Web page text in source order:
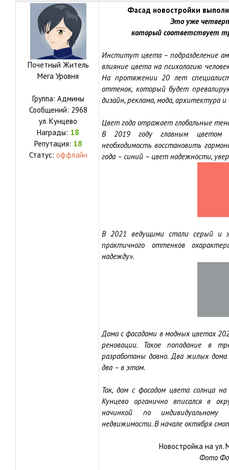
Почетный Житель
Мега Уровня
Группа: Админы
Сообщений: 2968
ул. Кунцево
Награды: 18
Репутация: 18
Статус: оффлайн
Фасад новостройки
Это уже
который соответствует
Институт цвета – подразделение
влияние цвета на психологию
На протяжении 20 лет
оттенок, который будет
дизайн, реклама, мода, архитектура и
Цвет года отражает глобальные
В 2019 году главным цветом
необходимость восстановить
года – синий – цвет надежности,
В 2021 ведущими стали серый и
практичного оттенков
надежду».
Дома с фасадами в модных цветах
реновации. Такое попадание в
разработаны давно. Два жилых
два – в этом.
Так, дом с фасадом цвета солнца
Кунцево органично вписался в
начинкой по
недвижимости. В начале октября
Новостройка на ул.
Фото